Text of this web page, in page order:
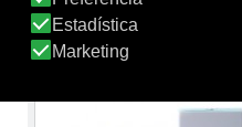
Ver producto